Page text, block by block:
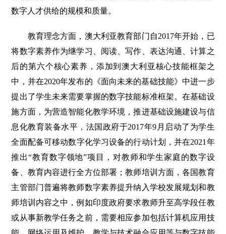
数字人才供给的规模和质量。
教育理念方面，澳大利亚教育部门自2017年开始，已
将数字素养作为继学习、阅读、写作、表达沟通、计算之
后的第六个核心素养，添加到澳大利亚核心技能框架之
中，并在2020年发布的《面向未来的基础技能》中进一步
提出了学生未来需要掌握的数字技能标准框架。在基础设
施方面，为营造智能化教学环境，推进基础设施建设与信
息化教育装备水平，法国政府于2017年9月启动了为学生
全面配备可移动数字化学习设备的行动计划，并在2021年
推出“教育数字领地”项目，对教师和学生家庭的数字设
备、教育内容进行全方位部署；教师培训方面，各国教育
主管部门普遍将教师数字素养提升纳入学校发展规划和教
师培训内容之中，例如印度政府要求教师升至高学段任教
或从事新教学任务之前，需要相应参加包括计算机应用技